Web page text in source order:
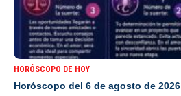
HORÓSCOPO DE HOY
Horóscopo del 6 de agosto de 2026